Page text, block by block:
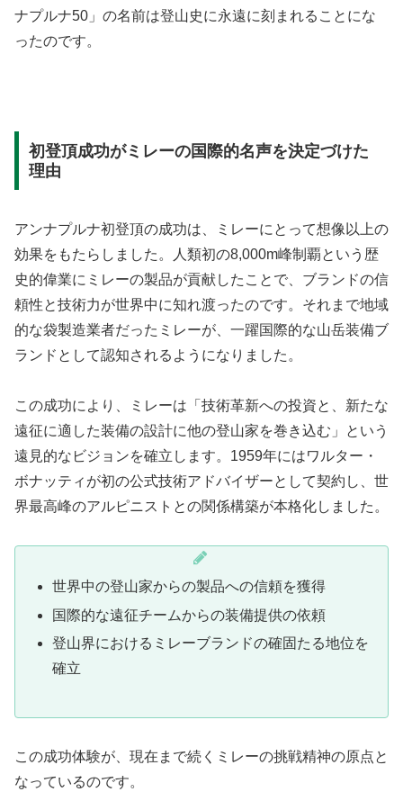
ナプルナ50」の名前は登山史に永遠に刻まれることにな
ったのです。
初登頂成功がミレーの国際的名声を決定づけた
理由
アンナプルナ初登頂の成功は、ミレーにとって想像以上の
効果をもたらしました。人類初の8,000m峰制覇という歴
史的偉業にミレーの製品が貢献したことで、ブランドの信
頼性と技術力が世界中に知れ渡ったのです。それまで地域
的な袋製造業者だったミレーが、一躍国際的な山岳装備ブ
ランドとして認知されるようになりました。
この成功により、ミレーは「技術革新への投資と、新たな
遠征に適した装備の設計に他の登山家を巻き込む」という
遠見的なビジョンを確立します。1959年にはワルター・
ボナッティが初の公式技術アドバイザーとして契約し、世
界最高峰のアルピニストとの関係構築が本格化しました。
世界中の登山家からの製品への信頼を獲得
国際的な遠征チームからの装備提供の依頼
登山界におけるミレーブランドの確固たる地位を
確立
この成功体験が、現在まで続くミレーの挑戦精神の原点と
なっているのです。